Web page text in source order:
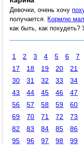
Девочки, очень хочу
получается. Кормлю
как быть, как
1 2 3 4 5 6 7
17
18 19 20 21
30
31 32 33 34
43
44 45 46 47
56
57 58 59 60
69
70 71 72 73
82
83 84 85 86
95
96 97 98 99